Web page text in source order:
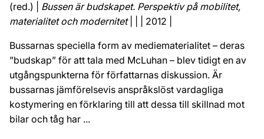
(red.) | Bussen är budskapet. Perspektiv på mobilitet,
materialitet och modernitet| | | 2012 |
Bussarnas speciella form av mediematerialitet – deras
”budskap” för att tala med McLuhan – blev tidigt en av
utgångspunkterna för författarnas diskussion. Är
bussarnas jämförelsevis anspråkslöst vardagliga
kostymering en förklaring till att dessa till skillnad mot
bilar och tåg har ...